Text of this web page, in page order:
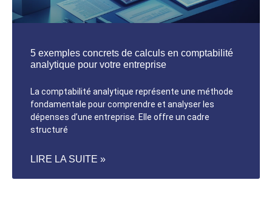
5 exemples concrets de calculs en comptabilité
analytique pour votre entreprise
La comptabilité analytique représente une méthode
fondamentale pour comprendre et analyser les
dépenses d’une entreprise. Elle offre un cadre
structuré
LIRE LA SUITE »